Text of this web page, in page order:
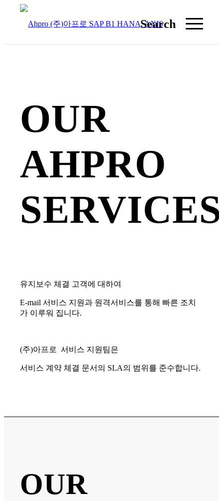
Search
OUR
AHPRO
SERVICES
유지보수 체결 고객에 대하여
E-mail 서비스 지원과 원격서비스를 통해 빠른 조치
가 이루워 집니다.
(주)아프로 서비스 지원팀은
서비스 계약 체결 문서의 SLA의 범위를 준수합니다.
OUR